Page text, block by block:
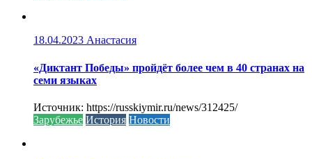
18.04.2023 Анастасия
«Диктант Победы» пройдёт более чем в 40 странах на
семи языках
Источник: https://russkiymir.ru/news/312425/
Зарубежье История Новости